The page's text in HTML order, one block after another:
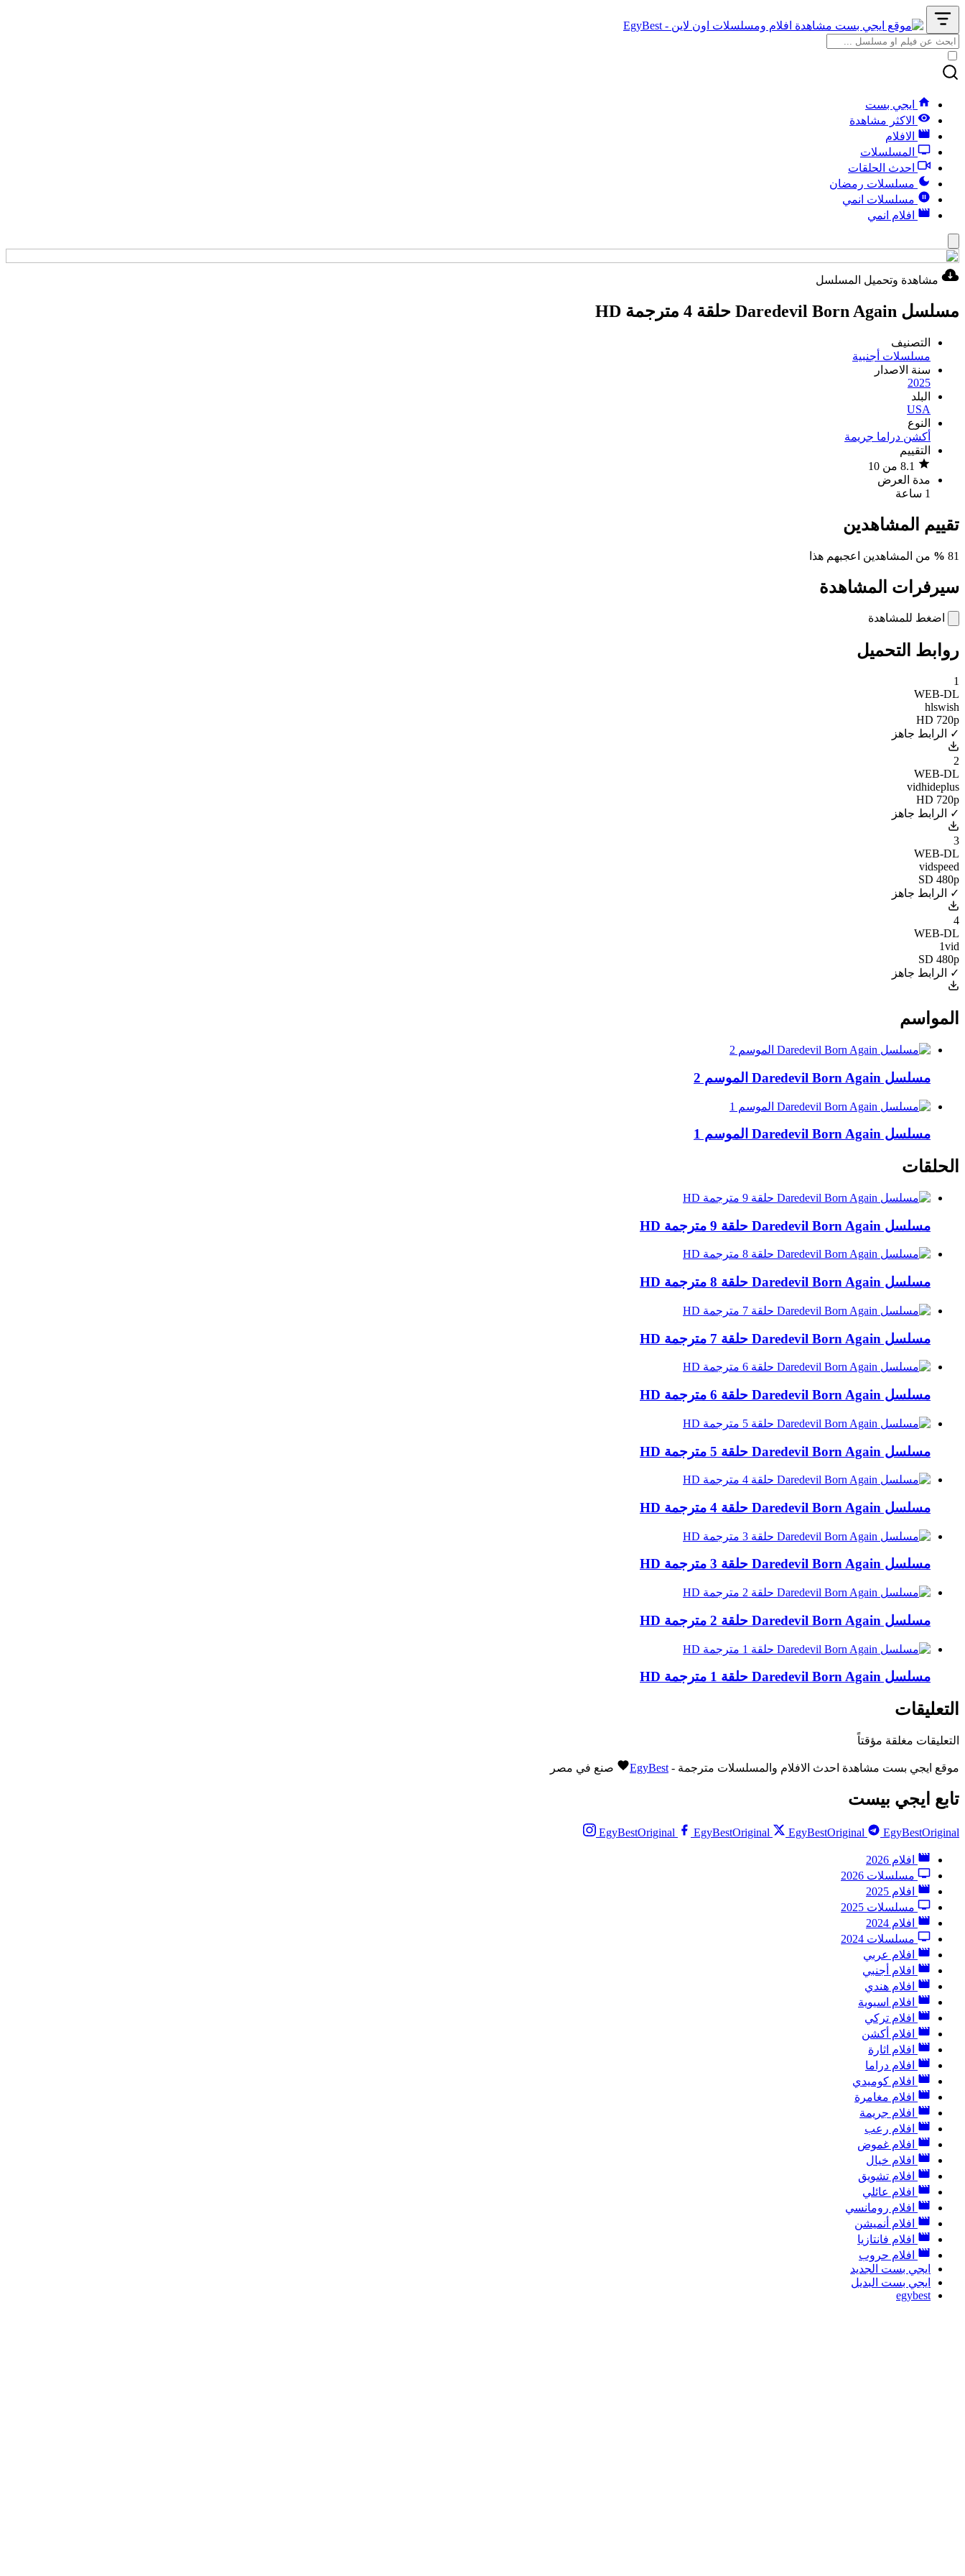
ايجي بست
الاكثر مشاهدة
الافلام
المسلسلات
احدث الحلقات
مسلسلات رمضان
مسلسلات انمي
افلام انمي
مشاهدة وتحميل المسلسل
مسلسل Daredevil Born Again حلقة 4 مترجمة HD
التصنيف
مسلسلات أجنبية
سنة الاصدار
2025
البلد
USA
النوع
أكشن دراما جريمة
التقييم
مدة العرض
1 ساعة
تقييم المشاهدين
81
% من المشاهدين اعجبهم هذا
سيرفرات المشاهدة
اضغط للمشاهدة
روابط التحميل
1
WEB-DL
hlswish
HD 720p
✓ الرابط جاهز
2
WEB-DL
vidhideplus
HD 720p
✓ الرابط جاهز
3
WEB-DL
vidspeed
SD 480p
✓ الرابط جاهز
4
WEB-DL
1vid
SD 480p
✓ الرابط جاهز
المواسم
مسلسل Daredevil Born Again الموسم 2
مسلسل Daredevil Born Again الموسم 1
الحلقات
مسلسل Daredevil Born Again حلقة 9 مترجمة HD
مسلسل Daredevil Born Again حلقة 8 مترجمة HD
مسلسل Daredevil Born Again حلقة 7 مترجمة HD
مسلسل Daredevil Born Again حلقة 6 مترجمة HD
مسلسل Daredevil Born Again حلقة 5 مترجمة HD
مسلسل Daredevil Born Again حلقة 4 مترجمة HD
مسلسل Daredevil Born Again حلقة 3 مترجمة HD
مسلسل Daredevil Born Again حلقة 2 مترجمة HD
مسلسل Daredevil Born Again حلقة 1 مترجمة HD
التعليقات
التعليقات مغلقة مؤقتاً
موقع ايجي بست مشاهدة احدث الافلام والمسلسلات مترجمة - EgyBest صنع في مصر
تابع ايجي بيست
EgyBestOriginal EgyBestOriginal EgyBestOriginal EgyBestOriginal
افلام 2026
مسلسلات 2026
افلام 2025
مسلسلات 2025
افلام 2024
مسلسلات 2024
افلام عربي
افلام أجنبي
افلام هندي
افلام اسيوية
افلام تركي
افلام أكشن
افلام اثارة
افلام دراما
افلام كوميدي
افلام مغامرة
افلام جريمة
افلام رعب
افلام غموض
افلام خيال
افلام تشويق
افلام عائلي
افلام رومانسي
افلام أنميشن
افلام فانتازيا
افلام حروب
ايجي بست الجديد
ايجي بست البديل
egybest